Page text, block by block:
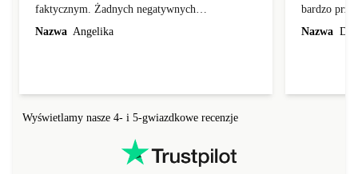
faktycznym. Żadnych negatywnych
niespodzianek. Sprzęt bez zarzutów.
Nazwa Angelika
bardzo
Nazwa
Wyświetlamy nasze 4- i 5-gwiazdkowe recenzje